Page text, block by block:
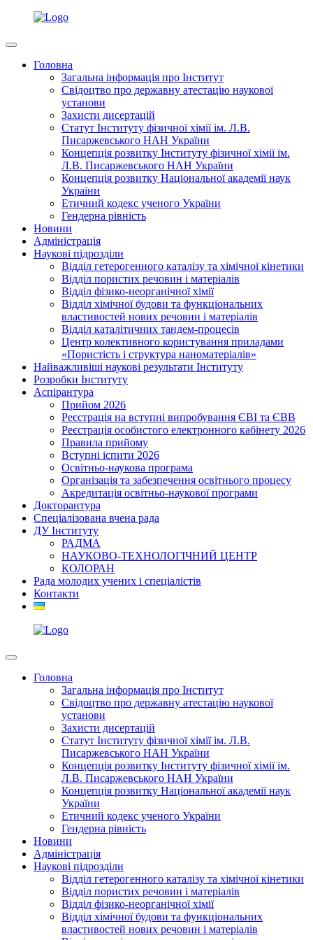
Головна
Загальна інформація про Інститут
Свідоцтво про державну атестацію наукової
установи
Захисти дисертацій
Статут Інституту фізичної хімії ім. Л.В.
Писаржевського НАН України
Концепція розвитку Інституту фізичної хімії ім.
Л.В. Писаржевського НАН України
Концепція розвитку Національної академії наук
України
Етичний кодекс ученого України
Гендерна рівність
Новини
Адміністрація
Наукові підрозділи
Відділ гетерогенного каталізу та хімічної кінетики
Відділ пористих речовин і матеріалів
Відділ фізико-неорганічної хімії
Відділ хімічної будови та функціональних
властивостей нових речовин і матеріалів
Відділ каталітичних тандем-процесів
Центр колективного користування приладами
«Пористість і структура наноматеріалів»
Найважливіші наукові результати Інституту
Розробки Інституту
Аспірантура
Прийом 2026
Реєстрація на вступні випробування ЄВІ та ЄВВ
Реєстрація особистого електронного кабінету 2026
Правила прийому
Вступні іспити 2026
Освітньо-наукова програма
Організація та забезпечення освітнього процесу
Акредитація освітньо-наукової програми
Докторантура
Спеціалізована вчена рада
ДУ Інституту
РАДМА
НАУКОВО-ТЕХНОЛОГІЧНИЙ ЦЕНТР
КОЛОРАН
Рада молодих учених і спеціалістів
Контакти
Головна
Загальна інформація про Інститут
Свідоцтво про державну атестацію наукової
установи
Захисти дисертацій
Статут Інституту фізичної хімії ім. Л.В.
Писаржевського НАН України
Концепція розвитку Інституту фізичної хімії ім.
Л.В. Писаржевського НАН України
Концепція розвитку Національної академії наук
України
Етичний кодекс ученого України
Гендерна рівність
Новини
Адміністрація
Наукові підрозділи
Відділ гетерогенного каталізу та хімічної кінетики
Відділ пористих речовин і матеріалів
Відділ фізико-неорганічної хімії
Відділ хімічної будови та функціональних
властивостей нових речовин і матеріалів